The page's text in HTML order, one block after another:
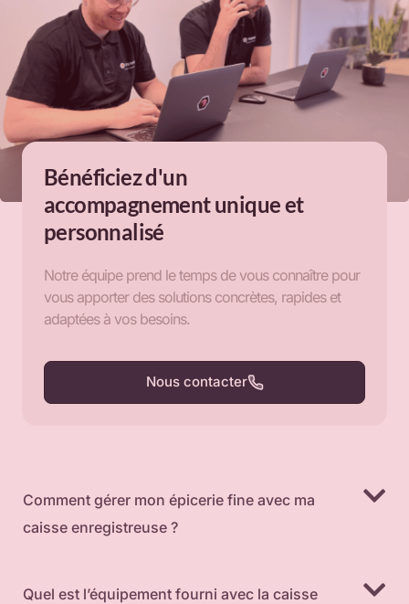
Bénéficiez d'un
accompagnement unique et
personnalisé
Notre équipe prend le temps de vous connaître pour
vous apporter des solutions concrètes, rapides et
adaptées à vos besoins.
Nous contacter
Comment gérer mon épicerie fine avec ma
caisse enregistreuse ?
Quel est l’équipement fourni avec la caisse